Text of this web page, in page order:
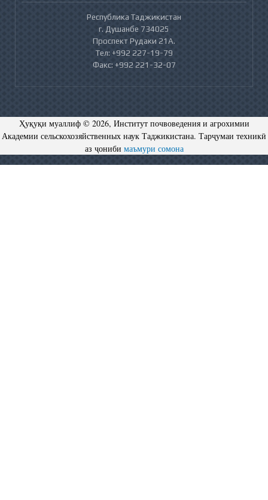
Республика Таджикистан
г. Душанбе 734025
Проспект Рудаки 21А.
Тел: +992 227-19-79
Факс: +992 221-32-07
Ҳуқуқи муаллиф © 2026, Институт почвоведения и агрохимии
Академии сельскохозяйственных наук Таджикистана. Тарҷумаи техникӣ
аз ҷониби маъмури сомона